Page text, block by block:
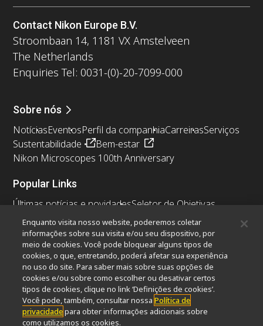
Contact Nikon Europe B.V.
Stroombaan 14, 1181 VX Amstelveen
The Netherlands
Enquiries Tel: 0031-(0)-20-7099-000
Sobre nós
NotíciasEventosPerfil da companhiaCarreirasServiços
Sustentabilidade
Bem-estar
Nikon Microscopes 100th Anniversary
Popular Links
Últimas notícias e novidadesSeletor de Objetivas
Resolution CalculatorPubScopeOEM
Nikon Small World
MicroscopyU
Outros produtos Nikon
Produtos de imagem
Microscopia industriais e Metrologia
Sistemas de litografia semicondutores
Sistemas de litografia FPD
Enquanto visita nosso website, poderemos coletar
informações sobre sua visita e/ou seu dispositivo, por
meio de cookies. Você pode bloquear alguns tipos de
cookies, o que, entretando, poderá afetar sua experiência
no uso do site. Para saber mais sobre suas opções de
cookies e/ou sobre como escolher ou desativar certos
tipos de cookies, clique no link ‘Definições de cookies’.
Você pode, também, consultar nossaPolítica de
privacidadepara obter informações adicionais sobre
como utilizamos os cookies.